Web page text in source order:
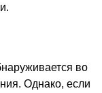
во
Однако, если